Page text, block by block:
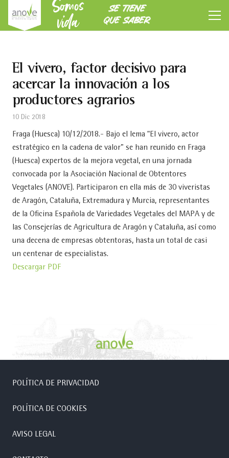
Somos
vida
SE TIENE
QUE SABER
El vivero, factor decisivo para
acercar la innovación a los
productores agrarios
10 Dic 2018
Fraga (Huesca) 10/12/2018.- Bajo el lema “El vivero, actor
estratégico en la cadena de valor” se han reunido en Fraga
(Huesca) expertos de la mejora vegetal, en una jornada
convocada por la Asociación Nacional de Obtentores
Vegetales (ANOVE). Participaron en ella más de 30 viveristas
de Aragón, Cataluña, Extremadura y Murcia, representantes
de la Oficina Española de Variedades Vegetales del MAPA y de
las Consejerías de Agricultura de Aragón y Cataluña, así como
una decena de empresas obtentoras, hasta un total de casi
un centenar de especialistas.
Descargar PDF
POLÍTICA DE PRIVACIDAD
POLÍTICA DE COOKIES
AVISO LEGAL